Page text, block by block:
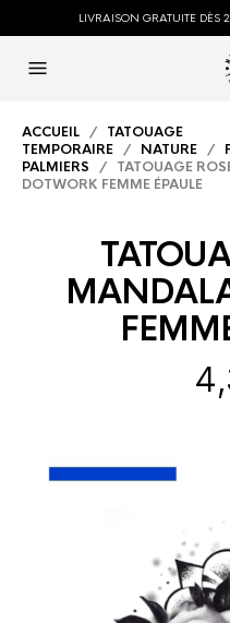
LIVRAISON GRATUITE DÈS
ACCUEIL / TATOUAGE
TEMPORAIRE / NATURE /
PALMIERS / TATOUAGE
DOTWORK FEMME ÉPAULE